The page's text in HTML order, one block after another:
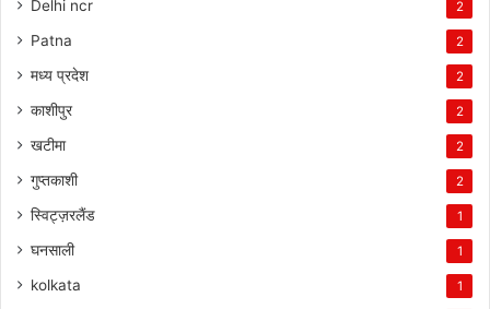
Delhi ncr 2
Patna 2
मध्य प्रदेश 2
काशीपुर 2
खटीमा 2
गुप्तकाशी 2
स्विट्ज़रलैंड 1
घनसाली 1
kolkata 1